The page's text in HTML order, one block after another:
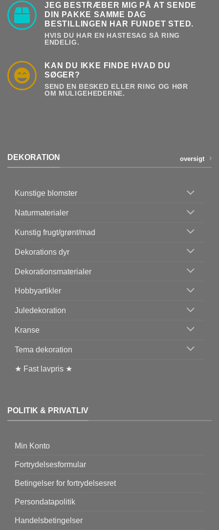
JEG BESTRÆBER MIG PÅ AT SENDE
DIN PAKKE SAMME DAG
BESTILLINGEN HAR FUNDET STED.
HVIS DU HAR EN HASTESAG SÅ RING
ENDELIG.
KAN DU IKKE FINDE HVAD DU
SØGER?
SEND EN BESKED ELLER RING OG HØR
OM MULIGEHEDERNE.
DEKORATION oversigt
Kunstige blomster
Naturmaterialer
Kunstig frugt/grønt/mad
Dekorations dyr
Dekorationsmaterialer
Hobbyartikler
Juledekoration
Kranse
Tema dekoration
★ Fast lavpris ★
POLITIK & PRIVATLIV
Min Konto
Fortrydelsesformular
Betingelser for fortrydelsesret
Persondatapolitik
Handelsbetingelser